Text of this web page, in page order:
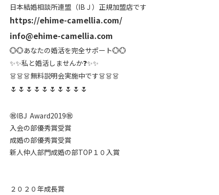
日本結婚相談所連盟（IB Ｊ）正規加盟店です
https://ehime-camellia.com/
info@ehime-camellia.com
💮💮あなたの婚活を完全サポート💮💮
✨✨私と婚活しませんか❓✨✨
👗👗👗無料説明会実施中です👗👗👗
🌷🌷🌷🌷🌷🌷🌷🌷🌷🌷
㊗IBJ Award2019㊗
入会の部優秀賞受賞
成婚の部優秀賞受賞
新人仲人部門成婚の部TOP １０入賞
２０２０年成長賞